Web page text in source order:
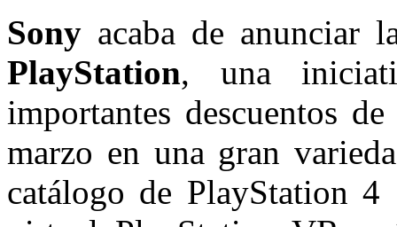
Sony acaba de anunciar
PlayStation, una
importantes descuentos
marzo en una gran
catálogo de PlayStation